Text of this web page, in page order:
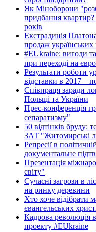
Як Міноборони
придбання
років
Екстрадиція
продаж українських
#EUkraine: вигоди
при переході на
Результати роботи
відставки в 2017 –
Співпраця заради
Польщі та України
Прес-конференція
сепаратизму"
50 відтінків бруду:
ЗАТ "Житомирські
Репресії в
документальне
Презентація
світу"
Сучасні загрози в
на ринку деревини
Хто хоче відібрати
євангельських
Кадрова революція
проекту #EUkraine